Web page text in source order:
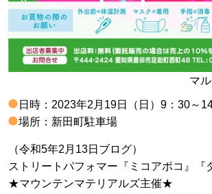
マ
日時：2023年2月19日（日）9：30～
場所：新田町駐車場
（令和5年2月13日ブログ）
ストリートパフォマー『ミコアポコ』『
★マウンテンマテリアルズ主催★